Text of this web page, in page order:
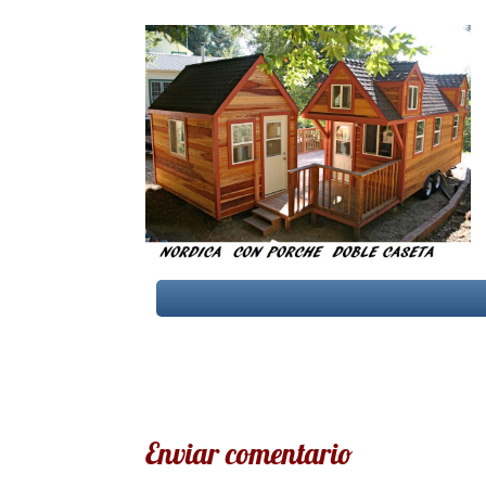
Enviar comentario